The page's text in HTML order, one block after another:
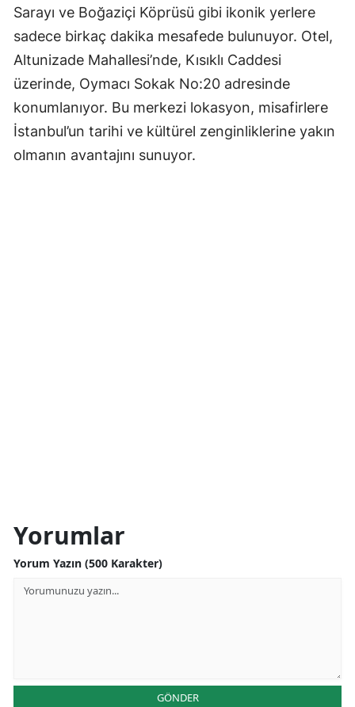
Sarayı ve Boğaziçi Köprüsü gibi ikonik yerlere
sadece birkaç dakika mesafede bulunuyor. Otel,
Altunizade Mahallesi’nde, Kısıklı Caddesi
üzerinde, Oymacı Sokak No:20 adresinde
konumlanıyor. Bu merkezi lokasyon, misafirlere
İstanbul’un tarihi ve kültürel zenginliklerine yakın
olmanın avantajını sunuyor.
Yorumlar
Yorum Yazın (500 Karakter)
GÖNDER